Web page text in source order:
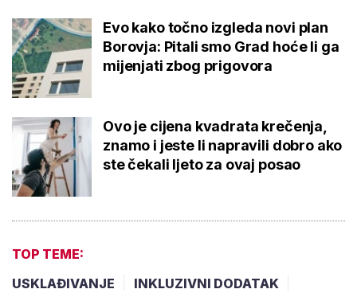
Evo kako točno izgleda novi plan
Borovja: Pitali smo Grad hoće li ga
mijenjati zbog prigovora
Ovo je cijena kvadrata krečenja,
znamo i jeste li napravili dobro ako
ste čekali ljeto za ovaj posao
TOP TEME:
USKLAĐIVANJE
INKLUZIVNI DODATAK